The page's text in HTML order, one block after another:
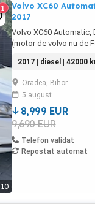
10
1
Volvo XC60
2017
Volvo XC60 Automatic,
(motor de volvo nu de
reprezentanta VOLVO
Navigație 3D eu + Ro
spate Pilot automat
piele multifuncțional
electrice față ...
2017 | diesel | 42000
Oradea, Bihor
5 august
8,999 EUR
9,690 EUR
Telefon validat
Repostat automat